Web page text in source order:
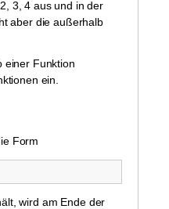
3, 4 aus und in der
aber die außerhalb
einer Funktion
ein.
Form
wird am Ende der